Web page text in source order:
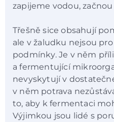
zapijeme vodou,
Třešně sice obsahují
ale v žaludku nejsou
podmínky. Je v něm
a fermentující
nevyskytují v
v něm potrava
to, aby k fermentaci
Výjimkou jsou lidé s